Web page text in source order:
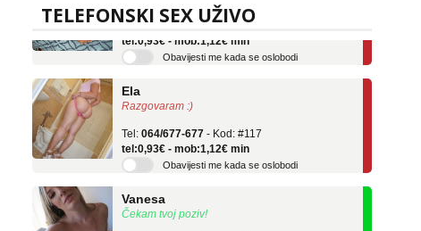
TELEFONSKI SEX UŽIVO
Tel: 064/677-677 - Kod: #136
tel:0,93€ - mob:1,12€ min
Obavijesti me kada se oslobodi
Razgovaram :)
064/677-677
tel:0,93€ - mob:1,12€ min
Obavijesti me kada se oslobodi
Čekam tvoj poziv!
064/677-677